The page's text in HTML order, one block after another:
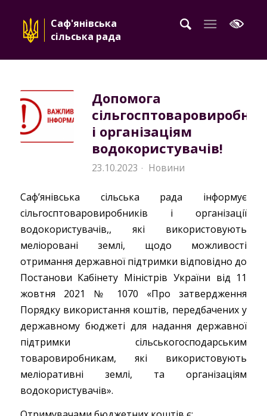
Саф'янівська
сільська рада
Допомога
і організаціям
водокористувачів!
23.10.2023 · Новини
Саф’янівська сільська рада інформує
сільгосптоваровиробників і організації
водокористувачів,, які використовують
меліоровані землі, щодо можливості
отримання державної підтримки відповідно до
Постанови Кабінету Міністрів України від 11
жовтня 2021 № 1070 «Про затвердження
Порядку використання коштів, передбачених у
державному бюджеті для надання державної
підтримки сільськогосподарським
товаровиробникам, які використовують
меліоративні землі, та організаціям
водокористувачів».